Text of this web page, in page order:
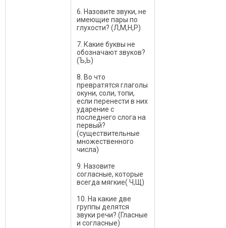
6. Назовите звуки, не
имеющие пары по
глухости? (Л,М,Н,Р)
7. Какие буквы не
обозначают звуков?
(Ъ,Ь)
8. Во что
превратятся глаголы
окуни, соли, топи,
если перенести в них
ударение с
последнего слога на
первый?
(существительные
множественного
числа)
9. Назовите
согласные, которые
всегда мягкие( Ч,Щ)
10. На какие две
группы делятся
звуки речи? (Гласные
и согласные)